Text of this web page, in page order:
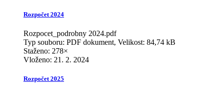
Rozpočet 2024
Rozpocet_podrobny 2024.pdf
Typ souboru: PDF dokument, Velikost: 84,74 kB
Staženo: 278×
Vloženo: 21. 2. 2024
Rozpočet 2025